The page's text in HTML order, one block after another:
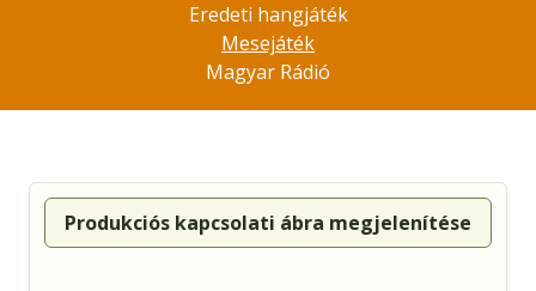
Eredeti hangjáték
Mesejáték
Magyar Rádió
Produkciós kapcsolati ábra megjelenítése